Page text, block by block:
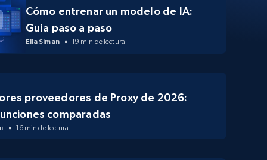
Cómo entrenar un modelo de IA:
Guía paso a paso
Ella Siman 19 min de lectura
proveedores de Proxy de 2026:
comparadas
16 min de lectura